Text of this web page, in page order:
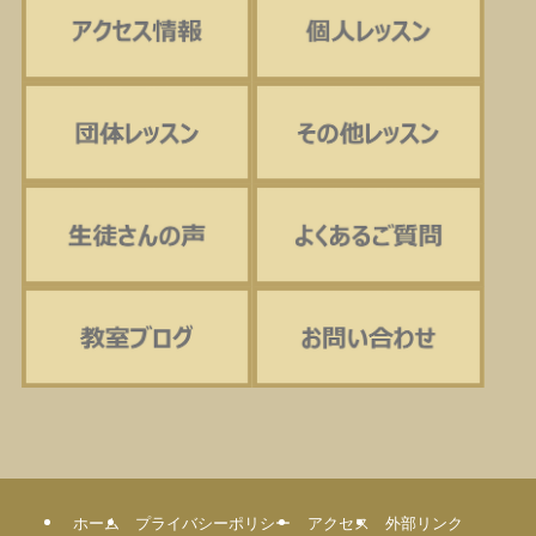
ホーム プライバシーポリシー アクセス 外部リンク